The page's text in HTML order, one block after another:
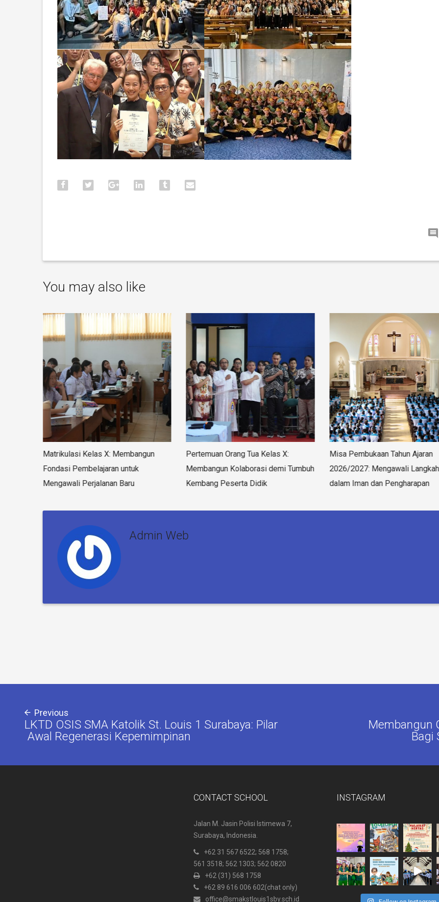
You may also like
Matrikulasi Kelas X: Membangun
Fondasi Pembelajaran untuk
Mengawali Perjalanan Baru
Pertemuan Orang Tua Kelas X:
Membangun Kolaborasi demi Tumbuh
Kembang Peserta Didik
Misa Pembukaan Tahun Ajaran
2026/2027: Mengawali Langkah
dalam Iman dan Pengharapan
Admin Web
Previous
LKTD OSIS SMA Katolik St. Louis 1 Surabaya: Pilar
Awal Regenerasi Kepemimpinan
Membangun
Bagi
CONTACT SCHOOL
Jalan M. Jasin Polisi Istimewa 7,
Surabaya, Indonesia.
+62 31 567 6522; 568 1758;
561 3518; 562 1303; 562 0820
+62 (31) 568 1758
+62 89 616 006 602(chat only)
office@smakstlouis1sby.sch.id
INSTAGRAM